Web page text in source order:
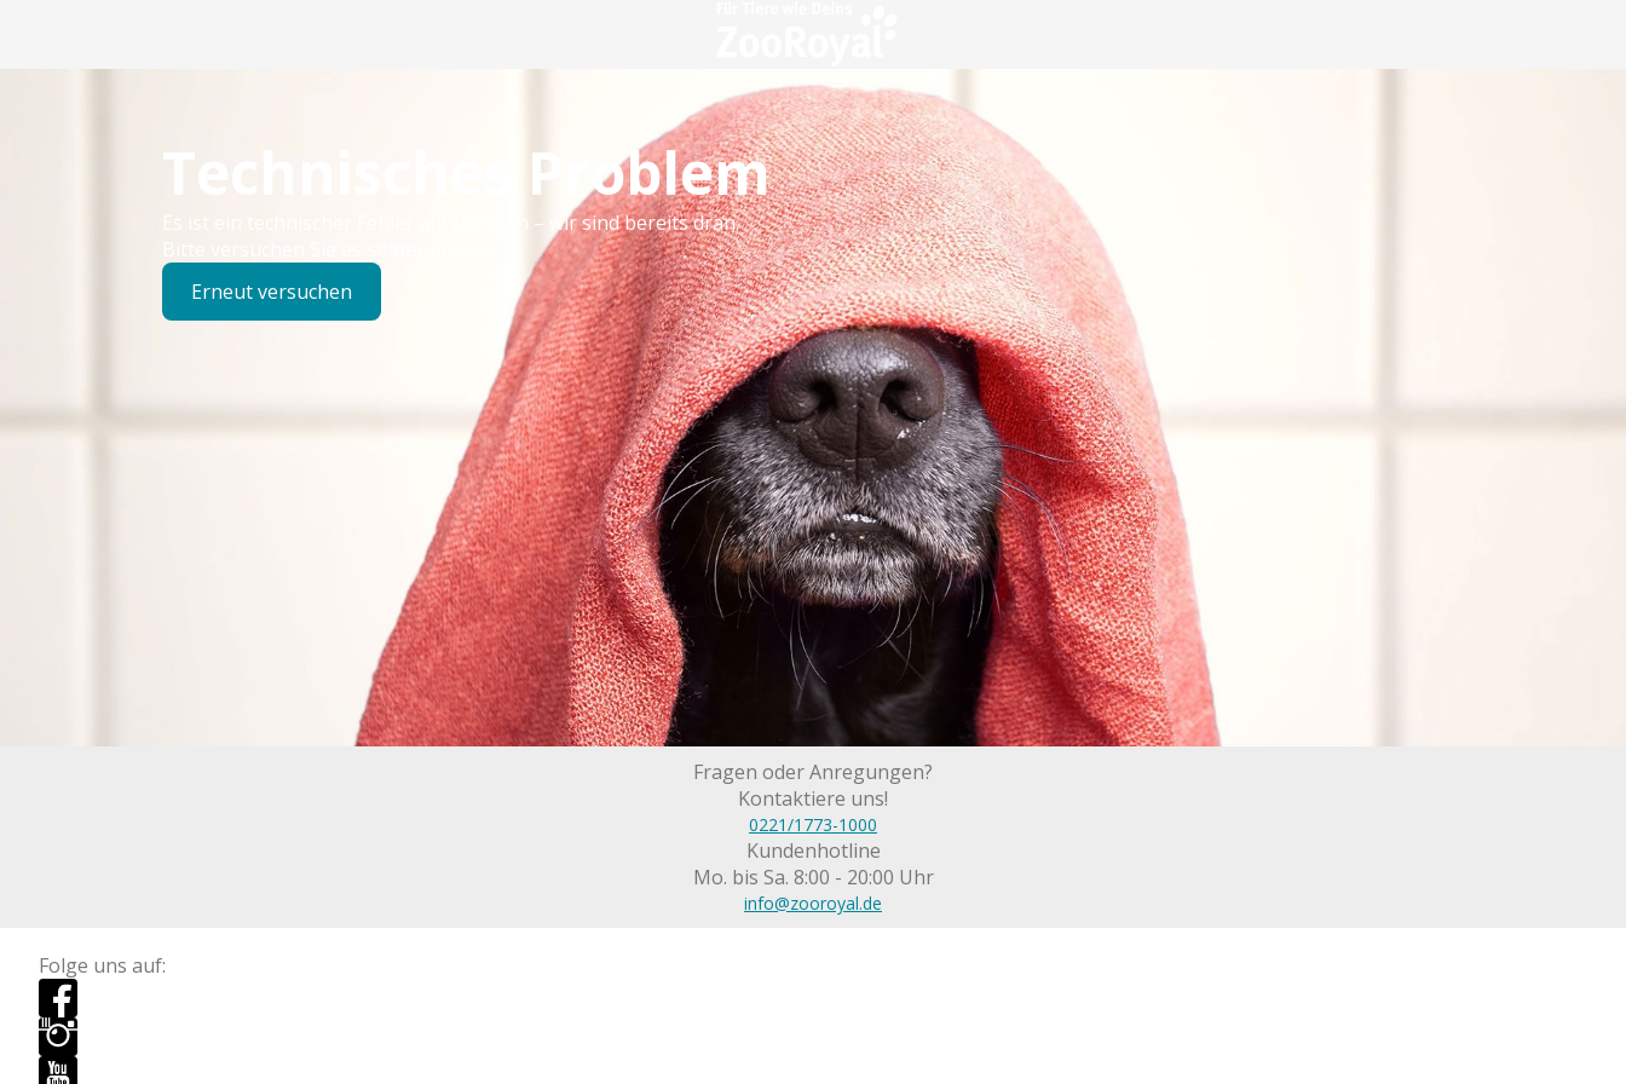
Technisches Problem
Es ist ein technischer Fehler aufgetreten – wir sind bereits dran.
Bitte versuchen Sie es später erneut.
Erneut versuchen
Fragen oder Anregungen?
Kontaktiere uns!
0221/1773-1000
Kundenhotline
Mo. bis Sa. 8:00 - 20:00 Uhr
info@zooroyal.de
Folge uns auf: